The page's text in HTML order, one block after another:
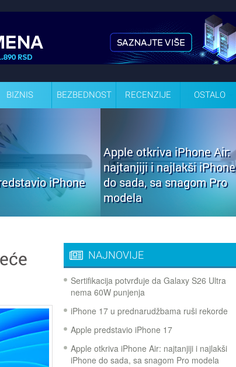
BIZNIS BEZBEDNOST RECENZIJE OSTALO
iPhone
Apple otkriva iPhone Air:
najtanjiji i najlakši iPhone
do sada, sa snagom Pro
modela
NAJNOVIJE
Sertifikacija potvrđuje da Galaxy S26 Ultra
nema 60W punjenja
iPhone 17 u prednarudžbama ruši rekorde
Apple predstavio iPhone 17
Apple otkriva iPhone Air: najtanjiji i najlakši
iPhone do sada, sa snagom Pro modela